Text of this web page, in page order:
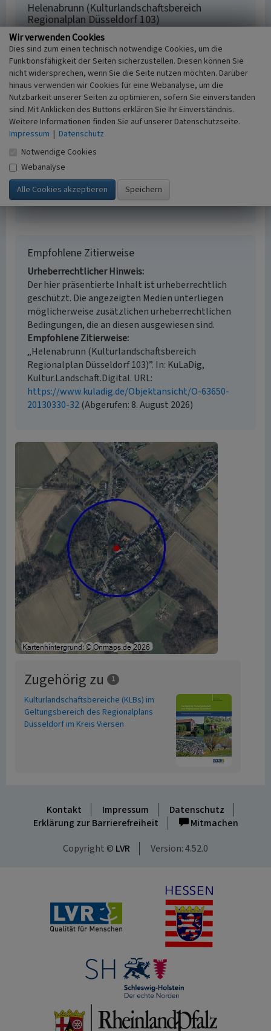
Helenabrunn (Kulturlandschaftsbereich
Regionalplan Düsseldorf 103)
Schlagwörter
Kulturlandschaftsbereich Angerdorf Hof
(Landwirtschaft) Pfarrkirche Pfarrhaus Friedhof
Fachsicht(en)
Kulturlandschaftspflege, Denkmalpflege,
Landeskunde, Raumplanung
Erfassungsmaßstab
i.d.R. 1:25.000 (kleiner als 1:20.000)
Geländebegehung/-kartierung, Archivauswertung,
Literaturauswertung
Historischer Zeitraum
Beginn 2012
Empfohlene Zitierweise
Urheberrechtlicher Hinweis
Der hier präsentierte Inhalt ist urheberrechtlich
geschützt. Die angezeigten Medien unterliegen
möglicherweise zusätzlichen urheberrechtlichen
Bedingungen, die an diesen ausgewiesen sind.
Empfohlene Zitierweise
„Helenabrunn (Kulturlandschaftsbereich
Regionalplan Düsseldorf 103)”. In: KuLaDig,
Kultur.Landschaft.Digital. URL:
https://www.kuladig.de/Objektansicht/O-63650-
20130330-32(Abgerufen: 8. August 2026)
Zugehörig zu 1
Kulturlandschaftsbereiche (KLBs) im
Geltungsbereich des Regionalplans
Düsseldorf im Kreis Viersen
Kontakt Impressum
Datenschutz
Erklärung zur Barrierefreiheit
Mitmachen
Copyright © LVR Version: 4.52.0
Wir verwenden Cookies
Dies sind zum einen technisch notwendige Cookies, um die
Funktionsfähigkeit der Seiten sicherzustellen. Diesen können Sie
nicht widersprechen, wenn Sie die Seite nutzen möchten. Darüber
hinaus verwenden wir Cookies für eine Webanalyse, um die
Nutzbarkeit unserer Seiten zu optimieren, sofern Sie einverstanden
sind. Mit Anklicken des Buttons erklären Sie Ihr Einverständnis.
Weitere Informationen finden Sie auf unserer Datenschutzseite.
Impressum | Datenschutz
Notwendige Cookies
Webanalyse